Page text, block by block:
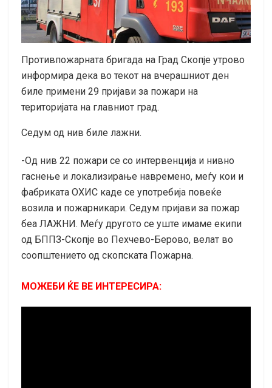
Противпожарната бригада на Град Скопје утрово
информира дека во текот на вчерашниот ден
биле примени 29 пријави за пожари на
територијата на главниот град.
Седум од нив биле лажни.
-Од нив 22 пожари се со интервенција и нивно
гаснење и локализирање навремено, меѓу кои и
фабриката ОХИС каде се употребија повеќе
возила и пожарникари. Седум пријави за пожар
беа ЛАЖНИ. Меѓу другото се уште имаме екипи
од БППЗ-Скопје во Пехчево-Берово, велат во
соопштението од скопската Пожарна.
МОЖЕБИ ЌЕ ВЕ ИНТЕРЕСИРА: